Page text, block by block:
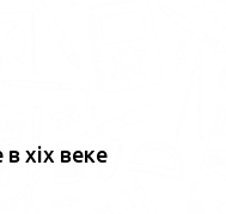
в xix веке